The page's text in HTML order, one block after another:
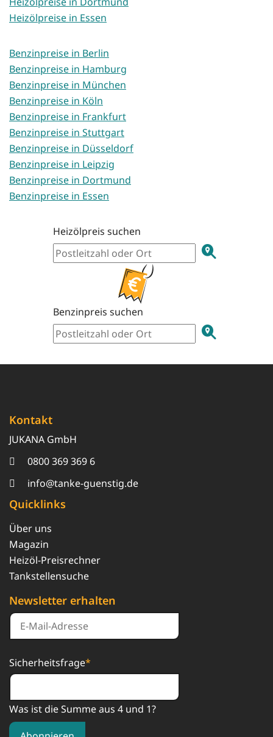
Heizölpreise in Essen
Benzinpreise in Berlin
Benzinpreise in Hamburg
Benzinpreise in München
Benzinpreise in Köln
Benzinpreise in Frankfurt
Benzinpreise in Stuttgart
Benzinpreise in Düsseldorf
Benzinpreise in Leipzig
Benzinpreise in Dortmund
Benzinpreise in Essen
Heizölpreis suchen
Benzinpreis suchen
Kontakt
JUKANA GmbH
0800 369 369 6
info@tanke-guenstig.de
Quicklinks
Über uns
Magazin
Heizöl-Preisrechner
Tankstellensuche
Newsletter erhalten
Sicherheitsfrage*
Was ist die Summe aus 4 und 1?